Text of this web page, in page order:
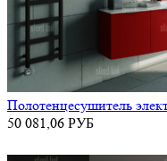
Полотенцесушитель
50 081,06 РУБ